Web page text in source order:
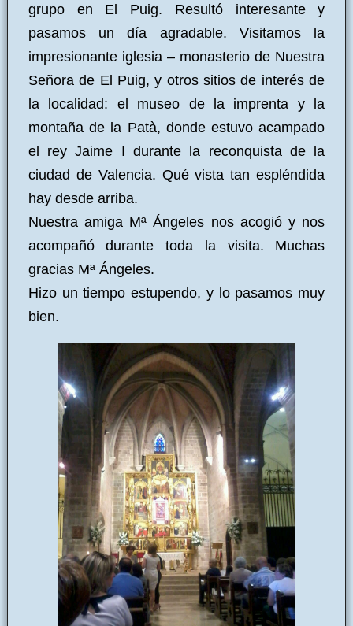
grupo en El Puig. Resultó interesante y
pasamos un día agradable. Visitamos la
impresionante iglesia – monasterio de Nuestra
Señora de El Puig, y otros sitios de interés de
la localidad: el museo de la imprenta y la
montaña de la Patà, donde estuvo acampado
el rey Jaime I durante la reconquista de la
ciudad de Valencia. Qué vista tan espléndida
hay desde arriba.
Nuestra amiga Mª Ángeles nos acogió y nos
acompañó durante toda la visita. Muchas
gracias Mª Ángeles.
Hizo un tiempo estupendo, y lo pasamos muy
bien.